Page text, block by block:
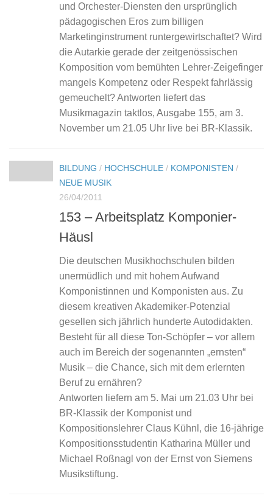
und Orchester-Diensten den ursprünglich
pädagogischen Eros zum billigen
Marketinginstrument runtergewirtschaftet? Wird
die Autarkie gerade der zeitgenössischen
Komposition vom bemühten Lehrer-Zeigefinger
mangels Kompetenz oder Respekt fahrlässig
gemeuchelt? Antworten liefert das
Musikmagazin taktlos, Ausgabe 155, am 3.
November um 21.05 Uhr live bei BR-Klassik.
BILDUNG / HOCHSCHULE / KOMPONISTEN /
NEUE MUSIK
26/04/2011
153 – Arbeitsplatz Komponier-
Häusl
Die deutschen Musikhochschulen bilden
unermüdlich und mit hohem Aufwand
Komponistinnen und Komponisten aus. Zu
diesem kreativen Akademiker-Potenzial
gesellen sich jährlich hunderte Autodidakten.
Besteht für all diese Ton-Schöpfer – vor allem
auch im Bereich der sogenannten „ernsten“
Musik – die Chance, sich mit dem erlernten
Beruf zu ernähren?
Antworten liefern am 5. Mai um 21.03 Uhr bei
BR-Klassik der Komponist und
Kompositionslehrer Claus Kühnl, die 16-jährige
Kompositionsstudentin Katharina Müller und
Michael Roßnagl von der Ernst von Siemens
Musikstiftung.